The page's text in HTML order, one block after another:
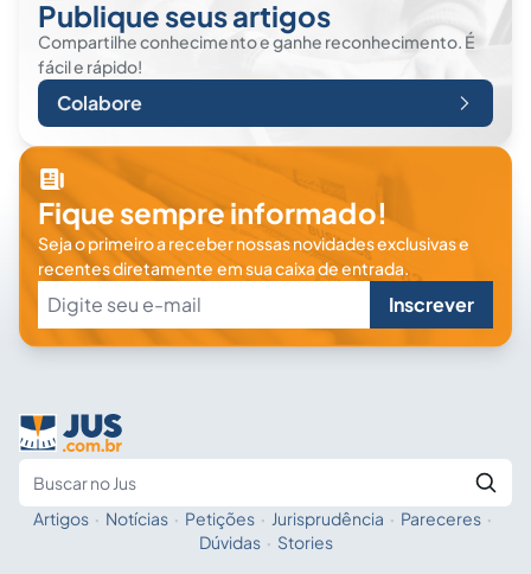
Publique seus artigos
Compartilhe conhecimento e ganhe reconhecimento. É
fácil e rápido!
Colabore
Fique sempre informado!
Seja o primeiro a receber nossas novidades exclusivas e
recentes diretamente em sua caixa de entrada.
Inscrever
Fale com a IA
Artigos · Notícias · Petições · Jurisprudência · Pareceres ·
Dúvidas · Stories